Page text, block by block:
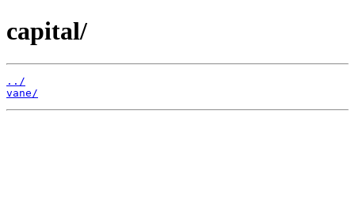
capital/
../
vane/